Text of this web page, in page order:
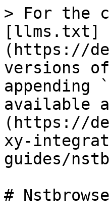
> For the
[llms.txt]
(https://
versions
appending
available
(https://
xy-
guides/
#